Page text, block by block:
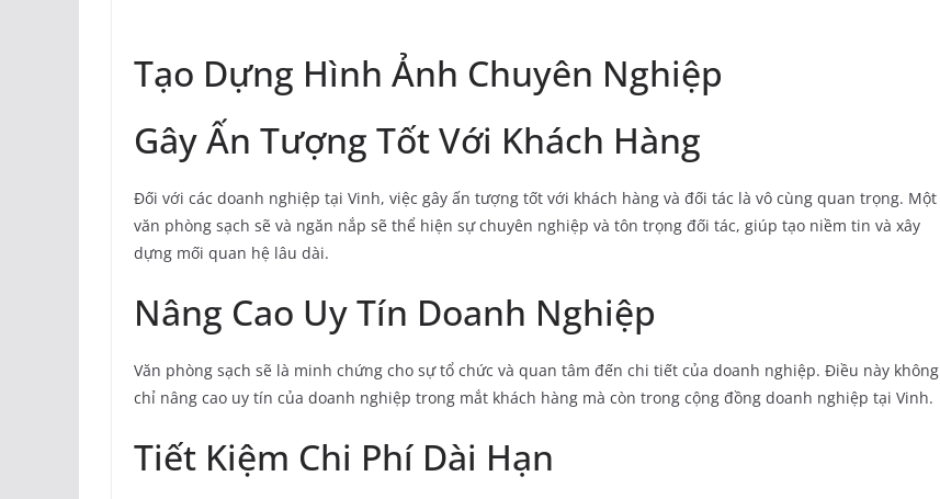
Tạo Dựng Hình Ảnh Chuyên Nghiệp
Gây Ấn Tượng Tốt Với Khách Hàng
Đối với các doanh nghiệp tại Vinh, việc gây ấn tượng tốt với khách hàng và đối tác là vô cùng quan trọng. Một
văn phòng sạch sẽ và ngăn nắp sẽ thể hiện sự chuyên nghiệp và tôn trọng đối tác, giúp tạo niềm tin và xây
dựng mối quan hệ lâu dài.
Nâng Cao Uy Tín Doanh Nghiệp
Văn phòng sạch sẽ là minh chứng cho sự tổ chức và quan tâm đến chi tiết của doanh nghiệp. Điều này không
chỉ nâng cao uy tín của doanh nghiệp trong mắt khách hàng mà còn trong cộng đồng doanh nghiệp tại Vinh.
Tiết Kiệm Chi Phí Dài Hạn